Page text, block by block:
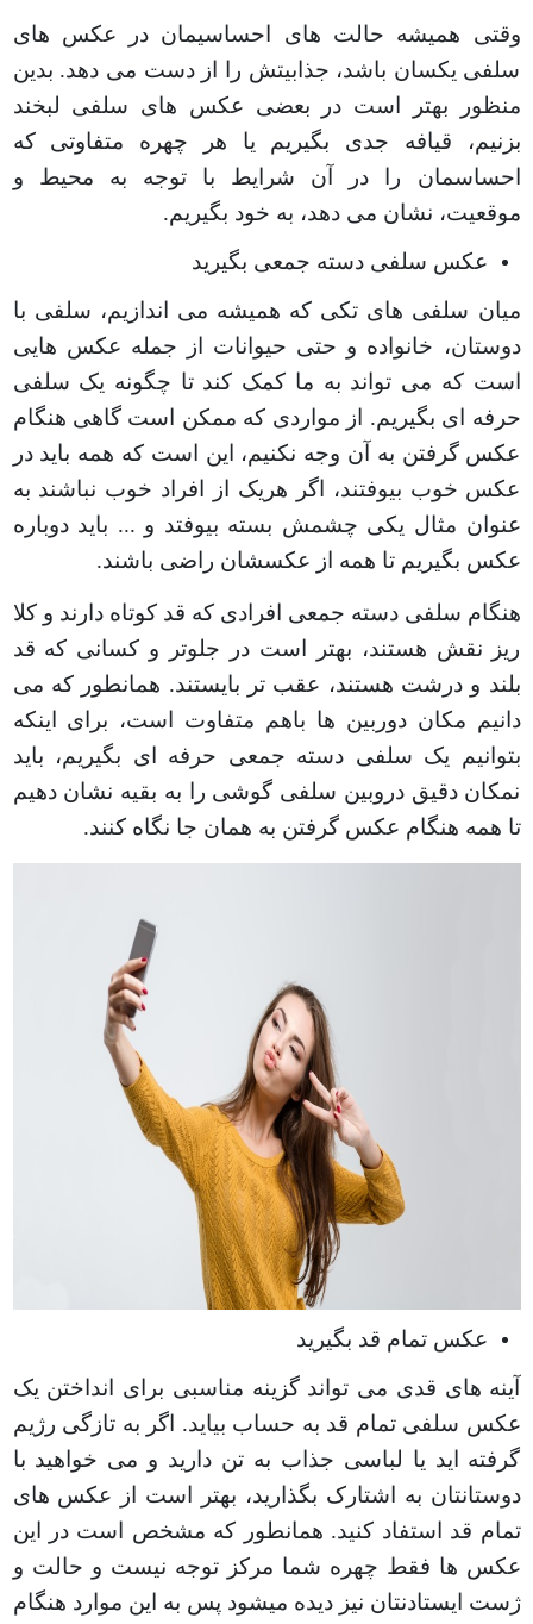
وقتی همیشه حالت های احساسیمان در عکس های
سلفی یکسان باشد، جذابیتش را از دست می دهد. بدین
منظور بهتر است در بعضی عکس های سلفی لبخند
بزنیم، قیافه جدی بگیریم یا هر چهره متفاوتی که
احساسمان را در آن شرایط با توجه به محیط و
موقعیت، نشان می دهد، به خود بگیریم.
عکس سلفی دسته جمعی بگیرید
میان سلفی های تکی که همیشه می اندازیم، سلفی با
دوستان، خانواده و حتی حیوانات از جمله عکس هایی
است که می تواند به ما کمک کند تا چگونه یک سلفی
حرفه ای بگیریم. از مواردی که ممکن است گاهی هنگام
عکس گرفتن به آن وجه نکنیم، این است که همه باید در
عکس خوب بیوفتند، اگر هریک از افراد خوب نباشند به
عنوان مثال یکی چشمش بسته بیوفتد و ... باید دوباره
عکس بگیریم تا همه از عکسشان راضی باشند.
هنگام سلفی دسته جمعی افرادی که قد کوتاه دارند و کلا
ریز نقش هستند، بهتر است در جلوتر و کسانی که قد
بلند و درشت هستند، عقب تر بایستند. همانطور که می
دانیم مکان دوربین ها باهم متفاوت است، برای اینکه
بتوانیم یک سلفی دسته جمعی حرفه ای بگیریم، باید
نمکان دقیق دروبین سلفی گوشی را به بقیه نشان دهیم
تا همه هنگام عکس گرفتن به همان جا نگاه کنند.
عکس تمام قد بگیرید
آینه های قدی می تواند گزینه مناسبی برای انداختن یک
عکس سلفی تمام قد به حساب بیاید. اگر به تازگی رژیم
گرفته اید یا لباسی جذاب به تن دارید و می خواهید با
دوستانتان به اشتارک بگذارید، بهتر است از عکس های
تمام قد استفاد کنید. همانطور که مشخص است در این
عکس ها فقط چهره شما مرکز توجه نیست و حالت و
ژست ایستادنتان نیز دیده میشود پس به این موارد هنگام